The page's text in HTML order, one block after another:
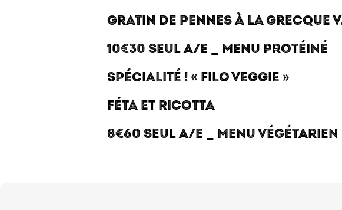
GRATIN DE PENNES À LA GRECQUE
10€30 SEUL A/E _ MENU PROTÉINÉ
SPÉCIALITÉ ! « FILO VEGGIE »
FÉTA ET RICOTTA
8€60 SEUL A/E _ MENU VÉGÉTARIEN